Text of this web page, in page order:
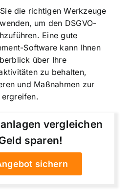
die richtigen Werkzeuge
um den DSGVO-
Eine gute
Software kann Ihnen
über Ihre
zu behalten,
und Maßnahmen zur
vergleichen
sparen!
sichern